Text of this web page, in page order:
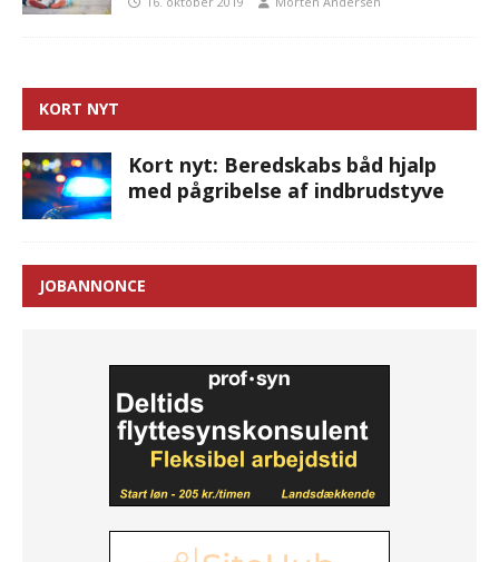
KORT NYT
Kort nyt: Beredskabs båd hjalp
med pågribelse af indbrudstyve
JOBANNONCE